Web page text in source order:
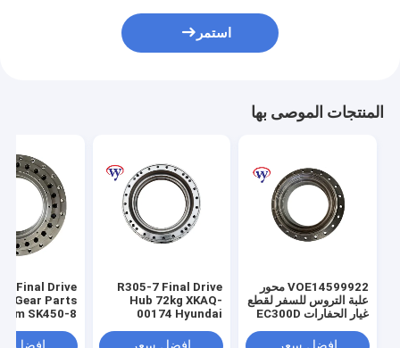
استمر
المنتجات الموصى بها
VOE14599922 محور
علبة التروس للسفر لقطع
غيار الحفارات EC300D
R305-7 Final Drive
Hub 72kg XKAQ-
00174 Hyundai
Parts
8 Final Drive
Gear Parts
SK450-8